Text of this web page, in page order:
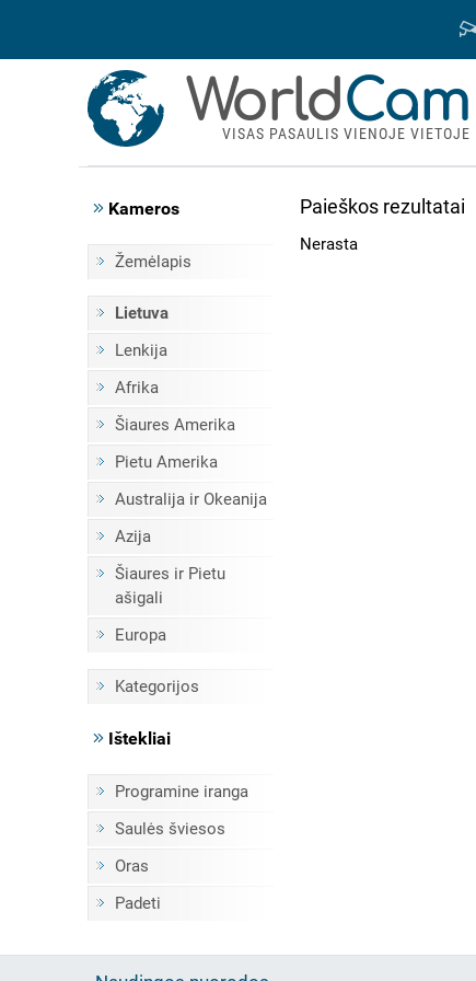
WorldCam
VISAS PASAULIS VIENOJE VIETOJE
Kameros
Žemėlapis
Lietuva
Lenkija
Afrika
Šiaures Amerika
Pietu Amerika
Australija ir Okeanija
Azija
Šiaures ir Pietu
ašigali
Europa
Kategorijos
Ištekliai
Programine iranga
Saulės šviesos
Oras
Padeti
Paieškos rezultatai
Nerasta